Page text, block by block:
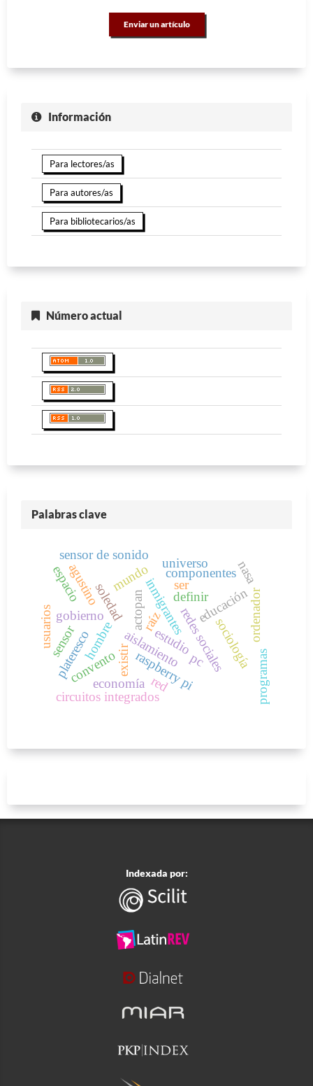
Enviar un artículo
Información
Para lectores/as
Para autores/as
Para bibliotecarios/as
Número actual
Palabras clave
soledad
estudioredes sociales
aislamiento
inmigrantes educación
sociología
hombreexistir
mundo
definir
ser
economía
gobierno
plateresco
convento
agustino
actopan
raspberry pi
ordenador
pc
componentesnasa
universo
espacio
usuarios
red
sensor
sensor de sonido
programas
circuitos integrados
raíz
Indexada por: